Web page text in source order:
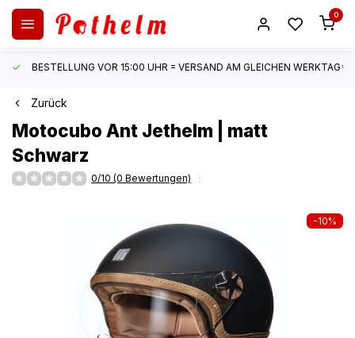
0
BESTELLUNG VOR 15:00 UHR = VERSAND AM GLEICHEN WERKTAG*
Zurück
Motocubo Ant Jethelm | matt
Schwarz
0/10 (0 Bewertungen)
-10%